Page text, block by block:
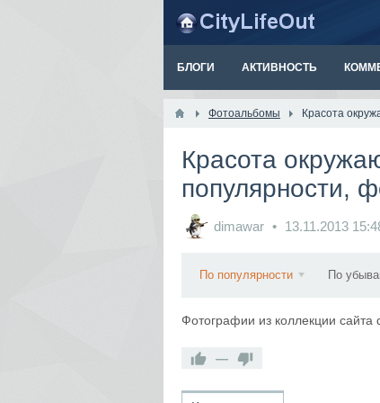
БЛОГИ АКТИВНОСТЬ
Фотоальбомы Красота
Красота
популярности,
dimawar 13.11.2013
По популярности По
Фотографии из коллекции сайта
—